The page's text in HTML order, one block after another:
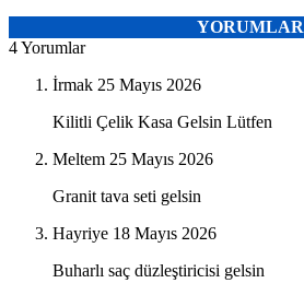
YORUMLAR
4 Yorumlar
İrmak 25 Mayıs 2026
Kilitli Çelik Kasa Gelsin Lütfen
Meltem 25 Mayıs 2026
Granit tava seti gelsin
Hayriye 18 Mayıs 2026
Buharlı saç düzleştiricisi gelsin